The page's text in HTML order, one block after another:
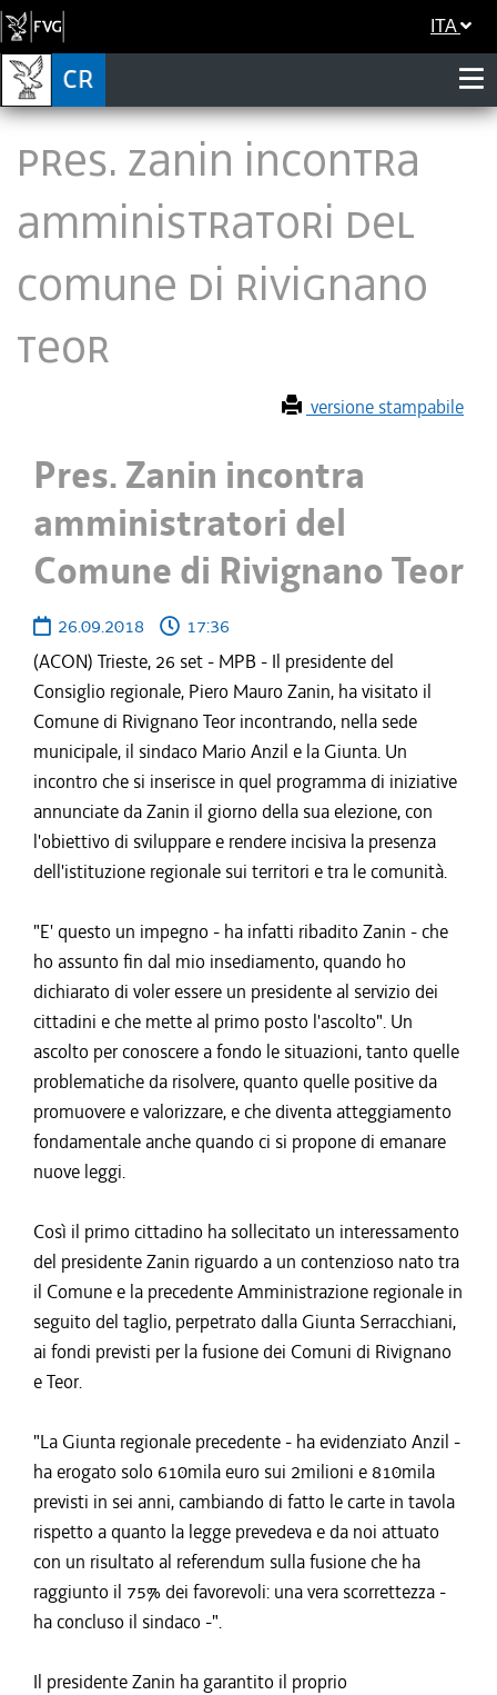
ITA
Pres. Zanin incontra
amministratori del
Comune di Rivignano
Teor
versione stampabile
Pres. Zanin incontra
amministratori del
Comune di Rivignano Teor
26.09.2018
17:36
(ACON) Trieste, 26 set - MPB - Il presidente del
Consiglio regionale, Piero Mauro Zanin, ha visitato il
Comune di Rivignano Teor incontrando, nella sede
municipale, il sindaco Mario Anzil e la Giunta. Un
incontro che si inserisce in quel programma di iniziative
annunciate da Zanin il giorno della sua elezione, con
l'obiettivo di sviluppare e rendere incisiva la presenza
dell'istituzione regionale sui territori e tra le comunità.
"E' questo un impegno - ha infatti ribadito Zanin - che
ho assunto fin dal mio insediamento, quando ho
dichiarato di voler essere un presidente al servizio dei
cittadini e che mette al primo posto l'ascolto". Un
ascolto per conoscere a fondo le situazioni, tanto quelle
problematiche da risolvere, quanto quelle positive da
promuovere e valorizzare, e che diventa atteggiamento
fondamentale anche quando ci si propone di emanare
nuove leggi.
Così il primo cittadino ha sollecitato un interessamento
del presidente Zanin riguardo a un contenzioso nato tra
il Comune e la precedente Amministrazione regionale in
seguito del taglio, perpetrato dalla Giunta Serracchiani,
ai fondi previsti per la fusione dei Comuni di Rivignano
e Teor.
"La Giunta regionale precedente - ha evidenziato Anzil -
ha erogato solo 610mila euro sui 2milioni e 810mila
previsti in sei anni, cambiando di fatto le carte in tavola
rispetto a quanto la legge prevedeva e da noi attuato
con un risultato al referendum sulla fusione che ha
raggiunto il 75% dei favorevoli: una vera scorrettezza -
ha concluso il sindaco -".
Il presidente Zanin ha garantito il proprio